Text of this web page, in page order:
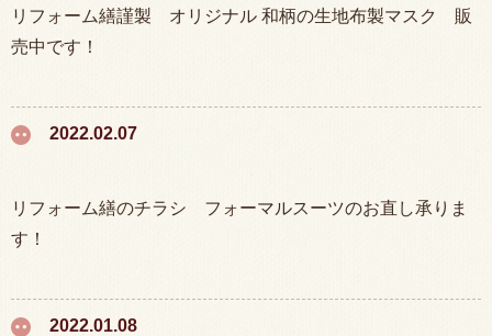
リフォーム繕謹製 オリジナル 和柄の生地布製マスク 販
売中です！
2022.02.07
リフォーム繕のチラシ フォーマルスーツのお直し承りま
す！
2022.01.08